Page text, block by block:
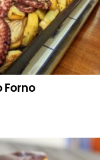
Forno